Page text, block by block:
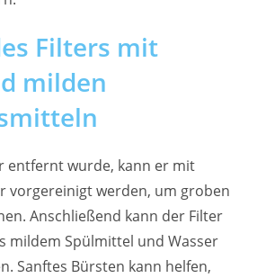
Filters mit
milden
entfernt wurde, kann er mit
vorgereinigt werden, um groben
Anschließend kann der Filter
mildem Spülmittel und Wasser
Sanftes Bürsten kann helfen,